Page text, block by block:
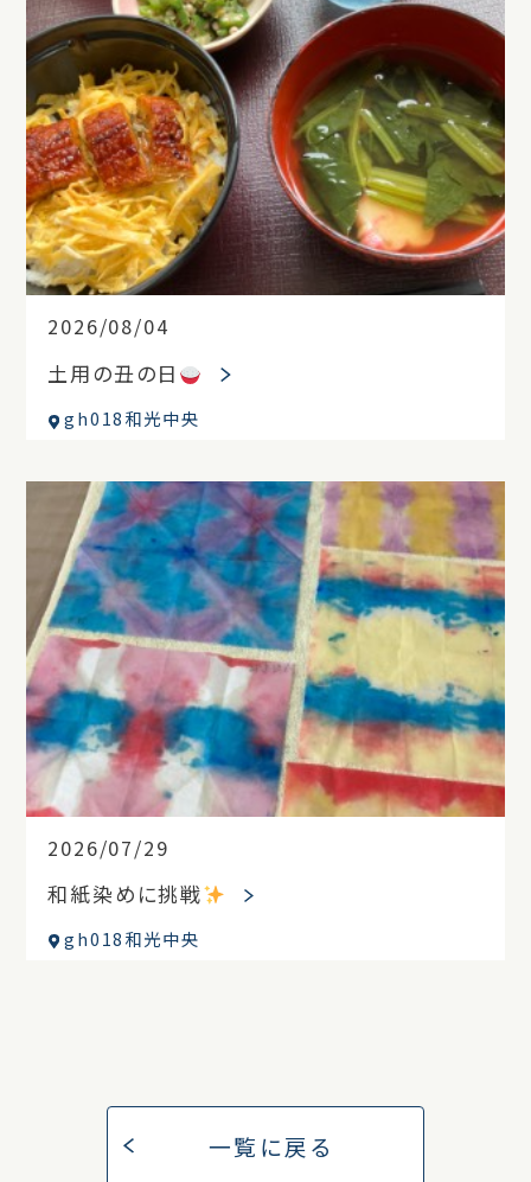
2026/08/04
土用の丑の日
gh018和光中央
2026/07/29
和紙染めに挑戦
gh018和光中央
一覧に戻る